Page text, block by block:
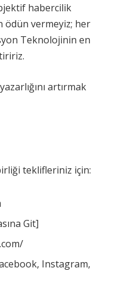
habercilik
ödün vermeyiz; her
Teknolojinin en
artırmak
teklifleriniz için:
Git]
Instagram,